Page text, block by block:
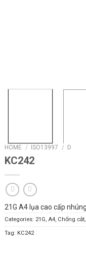
HOME / ISO13997 / D
KC242
21G A4 lụa cao cấp
Categories: 21G A4, Chống cắt,
Tag: KC242